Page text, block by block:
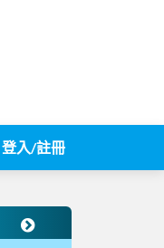
登入/註冊